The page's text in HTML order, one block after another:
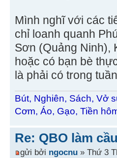
Mình nghĩ với các
chỉ loanh quanh
Sơn (Quảng Ninh),
hoặc có bạn bè
là phải có trong
Bút, Nghiên, Sách, Vở
Cơm, Áo, Gạo, Tiền
Re: QBO làm
gửi bởi ngocnu » Thứ 3